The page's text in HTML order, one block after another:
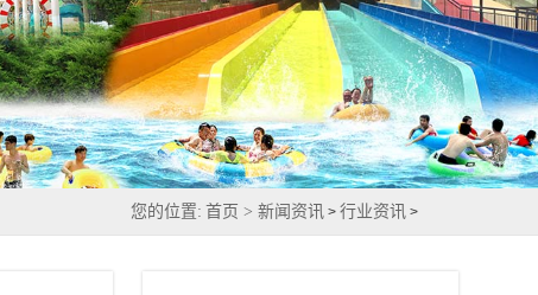
您的位置: 首页 >新闻资讯 >行业资讯 >